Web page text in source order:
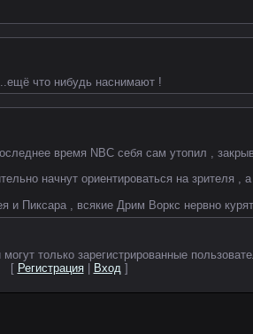
что нибудь наснимают !
время NBC себя сам утопил ,
начнут ориентироваться на зрителя ,
Пиксара , всякие Дрим Воркс нервно
только зарегистрированные
[ Регистрация| Вход]